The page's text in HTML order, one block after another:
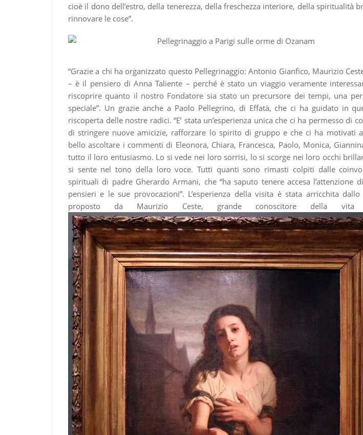
cioè il dono dell’estro, della tenerezza, della freschezza interiore, della spiritualità
rinnovare le cose”.
“Grazie a chi ha organizzato questo Pellegrinaggio: Antonio Gianfico, Maurizio
– è il pensiero di Anna Taliente – perché è stato un viaggio veramente
riscoprire quanto il nostro Fondatore sia stato un precursore dei tempi, una
speciale”. Un grazie anche a Paolo Pellegrino, di Effatà, che ci ha guidato in
riscoperta delle nostre radici. “E’ stata un’esperienza unica che ci ha permesso di
di stringere nuove amicizie, rafforzare lo spirito di gruppo e che ci ha motivati
bello ascoltare i commenti di Eleonora, Chiara, Francesca, Paolo, Monica,
tutto il loro entusiasmo. Lo si vede nei loro sorrisi, lo si scorge nei loro occhi
si sente nel tono della loro voce. Tutti quanti sono rimasti colpiti dalle
spirituali di padre Gherardo Armani, che “ha saputo tenere accesa l’attenzione
pensieri e le sue provocazioni”. L’esperienza della visita è stata arricchita
proposto da Maurizio Ceste, grande conoscitore della vita